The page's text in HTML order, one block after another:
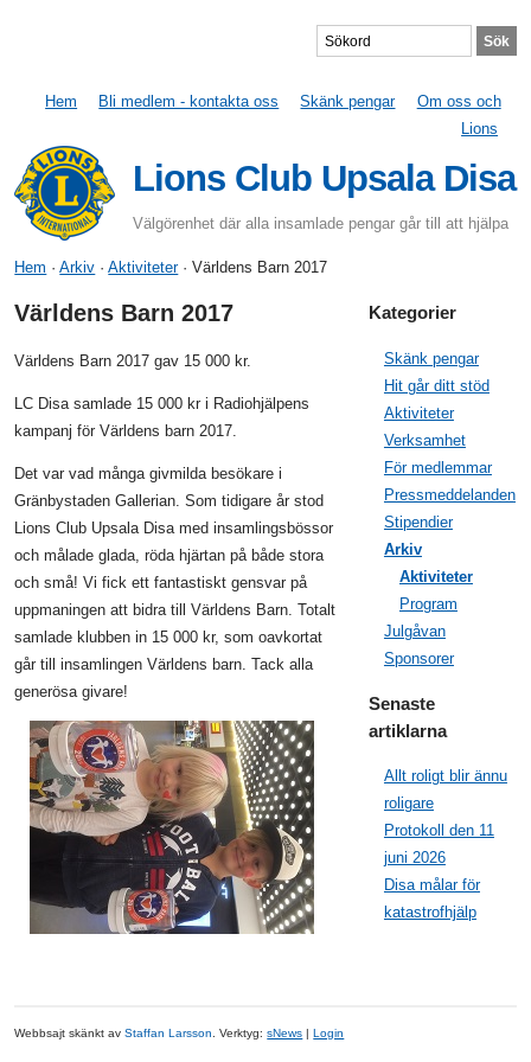
Hem Bli medlem - kontakta oss Skänk pengar
Om oss och
Lions
Lions Club Upsala Disa
Välgörenhet där alla insamlade pengar går till att hjälpa
Hem ·Arkiv ·Aktiviteter· Världens Barn 2017
Världens Barn 2017
Världens Barn 2017 gav 15 000 kr.
LC Disa samlade 15 000 kr i Radiohjälpens
kampanj för Världens barn 2017.
Det var vad många givmilda besökare i
Gränbystaden Gallerian. Som tidigare år stod
Lions Club Upsala Disa med insamlingsbössor
och målade glada, röda hjärtan på både stora
och små! Vi fick ett fantastiskt gensvar på
uppmaningen att bidra till Världens Barn. Totalt
samlade klubben in 15 000 kr, som oavkortat
går till insamlingen Världens barn. Tack alla
generösa givare!
Kategorier
Skänk pengar
Hit går ditt stöd
Aktiviteter
Verksamhet
För medlemmar
Pressmeddelanden
Stipendier
Arkiv
Aktiviteter
Program
Julgåvan
Sponsorer
Senaste
artiklarna
Allt roligt blir ännu
roligare
Protokoll den 11
juni 2026
Disa målar för
katastrofhjälp
Webbsajt skänkt avStaffan Larsson . Verktyg:sNews |Login